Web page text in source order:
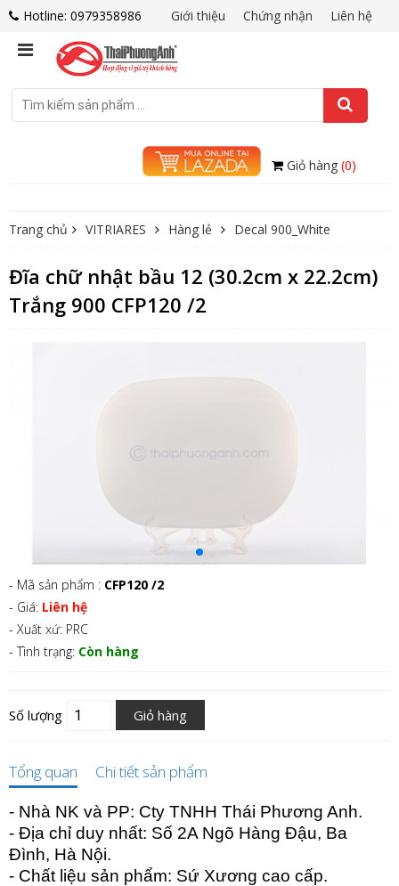
Hotline: 0979358986 Liên hệ
Chứng nhận
Giới thiệu
Giỏ hàng (0)
Trang chủ VITRIARES Hàng lẻ Decal 900_White
Đĩa chữ nhật bầu 12 (30.2cm x 22.2cm)
Trắng 900 CFP120 /2
- Mã sản phẩm : CFP120 /2
- Giá: Liên hệ
- Xuất xứ: PRC
- Tình trạng: Còn hàng
Số lượng Giỏ hàng
Tổng quan Chi tiết sản phẩm
- Nhà NK và PP: Cty TNHH Thái Phương Anh.
- Địa chỉ duy nhất: Số 2A Ngõ Hàng Đậu, Ba
Đình, Hà Nội.
- Chất liệu sản phẩm: Sứ Xương cao cấp.